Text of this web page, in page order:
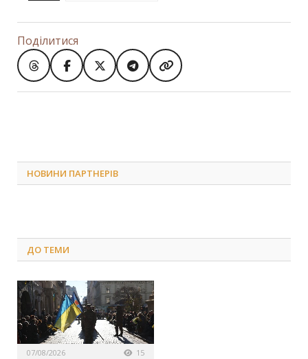
Поділитися
НОВИНИ ПАРТНЕРІВ
ДО ТЕМИ
07/08/2026 15